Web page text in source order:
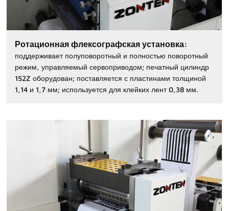
Ротационная флексографская установка:
поддерживает полуповоротный и полностью поворотный
режим, управляемый сервоприводом; печатный цилиндр
152Z оборудован; поставляется с пластинами толщиной
1,14 и 1,7 мм; используется для клейких лент 0,38 мм.